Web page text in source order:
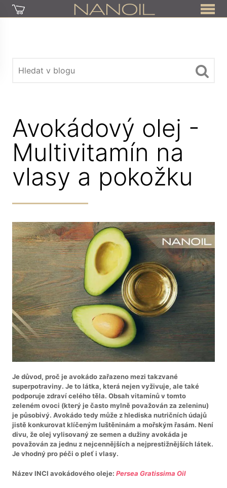
Avokádový olej -
Multivitamín na
vlasy a pokožku
Je důvod, proč je avokádo zařazeno mezi takzvané
superpotraviny. Je to látka, která nejen vyživuje, ale také
podporuje zdraví celého těla. Obsah vitamínů v tomto
zeleném ovoci (který je často mylně považován za zeleninu)
je působivý. Avokádo tedy může z hlediska nutričních údajů
jistě konkurovat klíčeným luštěninám a mořským řasám. Není
divu, že olej vylisovaný ze semen a dužiny avokáda je
považován za jednu z nejcennějších a nejprestižnějších látek.
Je vhodný pro péči o pleť i vlasy.
Název INCI avokádového oleje:Persea Gratissima Oil